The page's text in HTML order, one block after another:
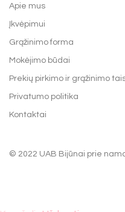
Apie mus
Įkvėpimui
Grąžinimo forma
Mokėjimo būdai
Prekių pirkimo ir grąžinimo
Privatumo politika
Kontaktai
© 2022 UAB Bijūnai prie